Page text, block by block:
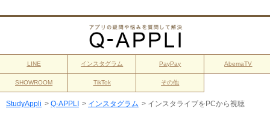
LINE インスタグラム PayPay AbemaTV
SHOWROOM TikTok その他
StudyAppli > Q-APPLI > インスタグラム > インスタライブをPCから視聴